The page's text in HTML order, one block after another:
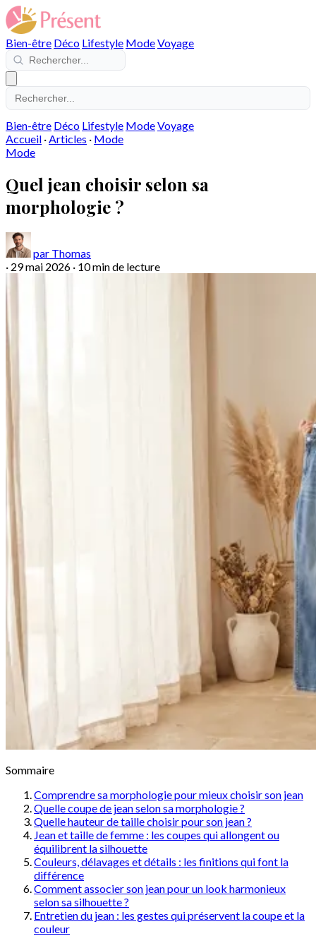
Bien-être Déco Lifestyle ModeVoyage
Bien-être Déco Lifestyle ModeVoyage
Accueil ·Articles · Mode
Mode
Quel jean choisir selon sa
morphologie ?
par Thomas
· 29 mai 2026 · 10 min de lecture
Sommaire
Comprendre sa morphologie pour mieux choisir son jean
Quelle coupe de jean selon sa morphologie ?
Quelle hauteur de taille choisir pour son jean ?
Jean et taille de femme : les coupes qui allongent ou
équilibrent la silhouette
Couleurs, délavages et détails : les finitions qui font la
différence
Comment associer son jean pour un look harmonieux
selon sa silhouette ?
Entretien du jean : les gestes qui préservent la coupe et la
couleur